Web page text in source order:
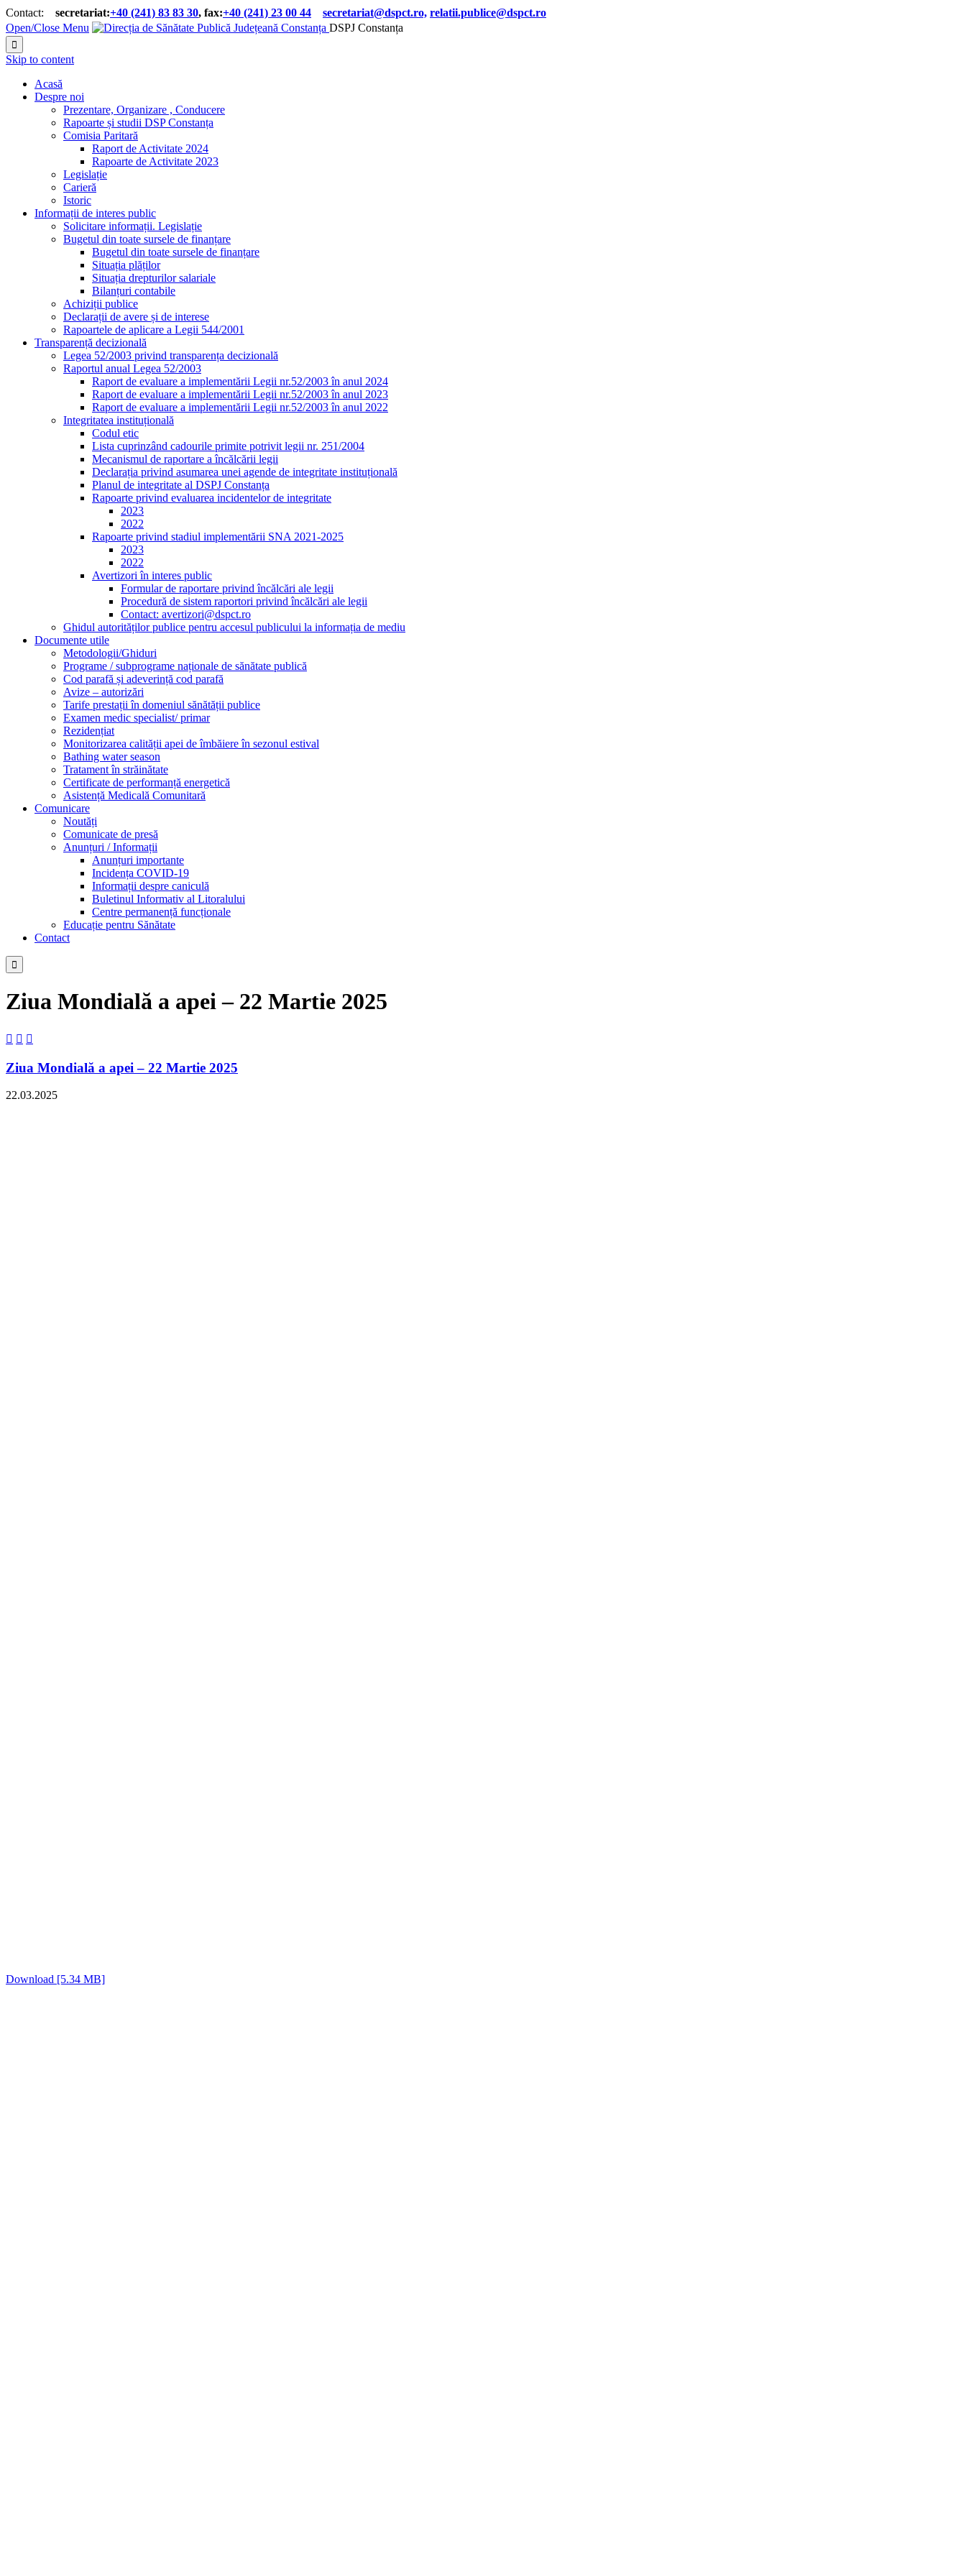
Contact: secretariat:+40 (241) 83 83 30, fax:+40 (241) 23 00 44 secretariat@dspct.ro, relatii.publice@dspct.ro
Open/Close Menu
DSPJ Constanța

Skip to content
Acasă
Despre noi
Prezentare, Organizare , Conducere
Rapoarte și studii DSP Constanța
Comisia Paritară
Raport de Activitate 2024
Rapoarte de Activitate 2023
Legislație
Carieră
Istoric
Informații de interes public
Solicitare informații. Legislație
Bugetul din toate sursele de finanțare
Bugetul din toate sursele de finanțare
Situația plăților
Situația drepturilor salariale
Bilanțuri contabile
Achiziții publice
Declarații de avere și de interese
Rapoartele de aplicare a Legii 544/2001
Transparență decizională
Legea 52/2003 privind transparența decizională
Raportul anual Legea 52/2003
Raport de evaluare a implementării Legii nr.52/2003 în anul 2024
Raport de evaluare a implementării Legii nr.52/2003 în anul 2023
Raport de evaluare a implementării Legii nr.52/2003 în anul 2022
Integritatea instituțională
Codul etic
Lista cuprinzând cadourile primite potrivit legii nr. 251/2004
Mecanismul de raportare a încălcării legii
Declarația privind asumarea unei agende de integritate instituțională
Planul de integritate al DSPJ Constanța
Rapoarte privind evaluarea incidentelor de integritate
2023
2022
Rapoarte privind stadiul implementării SNA 2021-2025
2023
2022
Avertizori în interes public
Formular de raportare privind încălcări ale legii
Procedură de sistem raportori privind încălcări ale legii
Contact: avertizori@dspct.ro
Ghidul autorităților publice pentru accesul publicului la informația de mediu
Documente utile
Metodologii/Ghiduri
Programe / subprograme naționale de sănătate publică
Cod parafă și adeverință cod parafă
Avize – autorizări
Tarife prestații în domeniul sănătății publice
Examen medic specialist/ primar
Rezidențiat
Monitorizarea calității apei de îmbăiere în sezonul estival
Bathing water season
Tratament în străinătate
Certificate de performanță energetică
Asistență Medicală Comunitară
Comunicare
Noutăți
Comunicate de presă
Anunțuri / Informații
Anunțuri importante
Incidența COVID-19
Informații despre caniculă
Buletinul Informativ al Litoralului
Centre permanență funcționale
Educație pentru Sănătate
Contact

Ziua Mondială a apei – 22 Martie 2025
  
Ziua Mondială a apei – 22 Martie 2025
22.03.2025
Download [5.34 MB]